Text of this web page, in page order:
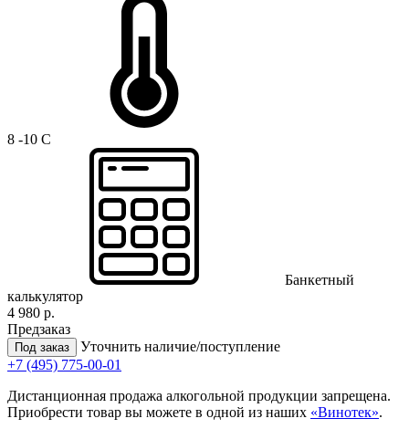
8 -10 C
Банкетный
калькулятор
4 980 р.
Предзаказ
Под заказ
Уточнить наличие/поступление
+7 (495) 775-00-01
Дистанционная продажа алкогольной продукции запрещена.
Приобрести товар вы можете в одной из наших «Винотек».